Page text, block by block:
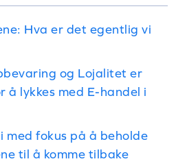
Hva er det egentlig vi
og Lojalitet er
å lykkes med E-handel i
med fokus på å beholde
til å komme tilbake